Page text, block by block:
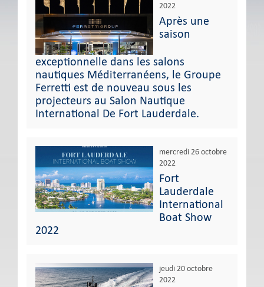
2022
Après une
saison
exceptionnelle dans les salons
nautiques Méditerranéens, le Groupe
Ferretti est de nouveau sous les
projecteurs au Salon Nautique
International De Fort Lauderdale.
mercredi 26 octobre
2022
Fort
Lauderdale
International
Boat Show
2022
jeudi 20 octobre
2022